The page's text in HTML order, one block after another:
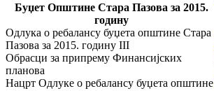
Буџет Општине Стара Пазова за 2015.
годину
Одлука о ребалансу буџета општине Стара
Пазова за 2015. годину III
Обрасци за припрему Финансијских
планова
Нацрт Одлуке о ребалансу буџета општине